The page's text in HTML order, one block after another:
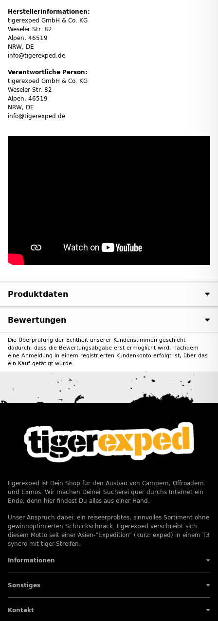
Herstellerinformationen:
tigerexped GmbH & Co. KG
Weseler Str. 82
Alpen, 46519
NRW, DE
info@tigerexped.de
Verantwortliche Person:
tigerexped GmbH & Co. KG
Weseler Str. 82
Alpen, 46519
NRW, DE
info@tigerexped.de
Produktdaten
Bewertungen
Die Überprüfung der Echtheit unserer Kundenstimmen geschieht
dadurch, dass die Bewertungsabgabe erst ermöglicht wird, nachdem
eine Anmeldung in einem registrierten Kundenkonto erfolgt ist, über das
ein Kauf getätigt wurde.
tigerexped ist Dein Shop für den Ausbau von Campern, Offroadern
und Exmos. Wir machen Deiner Sucherei quer durchs Internet ein
Ende, denn hier findest Du alles aus einer Hand.
Unser Anspruch dabei: ein reiseerprobtes, sinnvolles Sortiment ohne
gewinnoptimierten Schnickschnack. tigerexped verschreibt sich
diesem Motto seit einer Asien-”Expedition” (kurz: exped) in einem T3
syncro mit tiger-Streifen.
Informationen
Sonstiges
Kontakt